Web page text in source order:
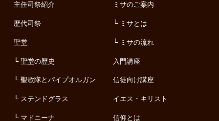
主任司祭紹介
歴代司祭
聖堂
聖堂の歴史
聖歌隊とパイプオルガン
ステンドグラス
マドニーナ
ミサのご案内
ミサとは
ミサの流れ
入門講座
信徒向け講座
イエス・キリスト
信仰とは